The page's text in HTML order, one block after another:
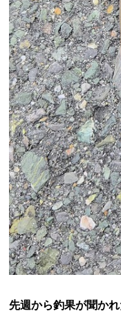
先週から釣果が聞か